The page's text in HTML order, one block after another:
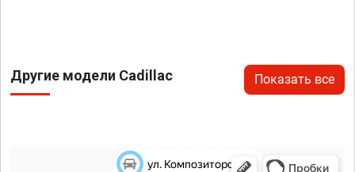
Другие модели Cadillac Показать все